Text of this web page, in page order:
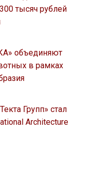
тысяч рублей
объединяют
в рамках
Групп» стал
Architecture